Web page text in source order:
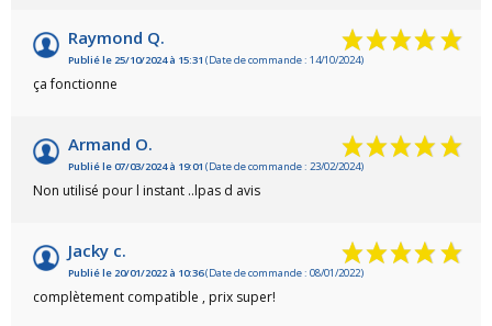
Raymond Q.
Publié le 25/10/2024 à 15:31 (Date de commande : 14/10/2024)
ça fonctionne
Armand O.
Publié le 07/03/2024 à 19:01 (Date de commande : 23/02/2024)
Non utilisé pour l instant ..lpas d avis
Jacky c.
Publié le 20/01/2022 à 10:36(Date de commande : 08/01/2022)
complètement compatible , prix super!